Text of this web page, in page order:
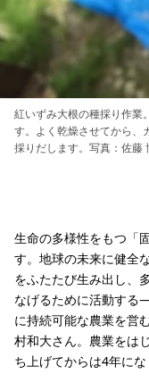
紅いずみ大根の種採り作業
す。よく乾燥させてから、
採りだします。写真：佐藤
生命の多様性をもつ「
す。地球の未来に健全
をふたたび生み出し、
なげるために活動す
に持続可能な農業を営
村和大さん。農業をは
ち上げてからは4年にな